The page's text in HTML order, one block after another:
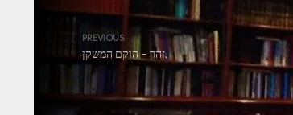
PREVIOUS
זהר – הוקם המשקן.